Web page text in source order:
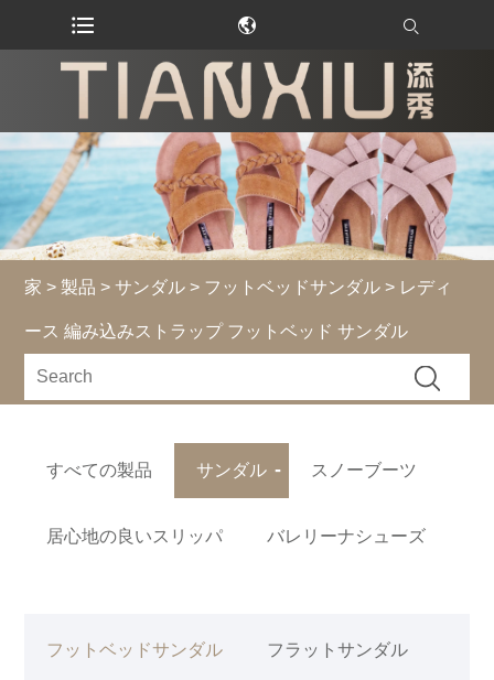
家 > 製品 >サンダル > フットベッドサンダル > レディ
ース 編み込みストラップ フットベッド サンダル
すべての製品 サンダル スノーブーツ
居心地の良いスリッパ バレリーナシューズ
フットベッドサンダル フラットサンダル